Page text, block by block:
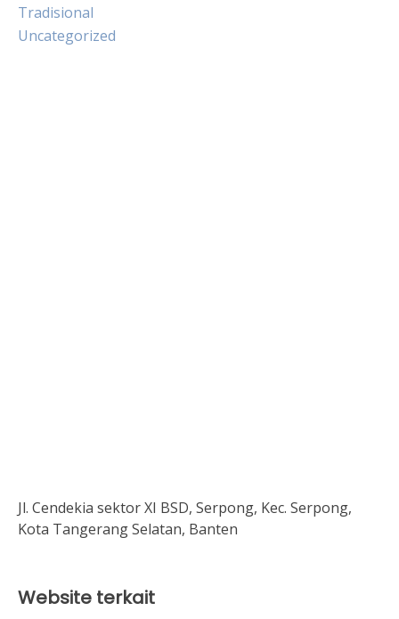
Tradisional
Uncategorized
Jl. Cendekia sektor XI BSD, Serpong, Kec. Serpong,
Kota Tangerang Selatan, Banten
Website terkait